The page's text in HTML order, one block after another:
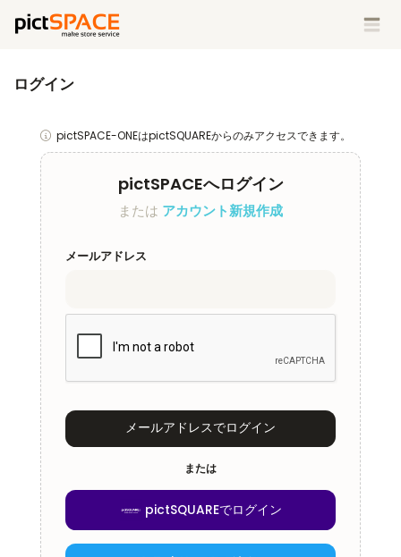
ログイン
pictSPACE-ONEはpictSQUAREからのみアクセスできます。
pictSPACEへログイン
または アカウント新規作成
メールアドレス
メールアドレスでログイン
または
pictSQUAREでログイン